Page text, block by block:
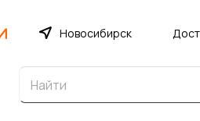
Новосибирск